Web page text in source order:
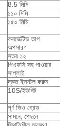
8.5 মিমি
১১০ মিমি
১৫০ মিমি
কনভেক্টিভ তাপ
অপসারণ
স্তর ১২
পিএফসি সহ পাওয়ার
সাপ্লাই
দ্রুত ইনস্টল করুন
10S/ইউনিট
পূর্ণ ভিও গ্রেড
সামনে, পেছনে